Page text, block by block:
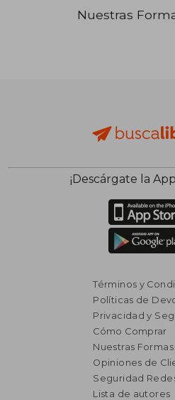
₡ 103.860
Nuestras
¡Descárgate la
Términos y
Políticas de
Privacidad y
Cómo Comprar
Nuestras
Opiniones de
Seguridad
Lista de autores